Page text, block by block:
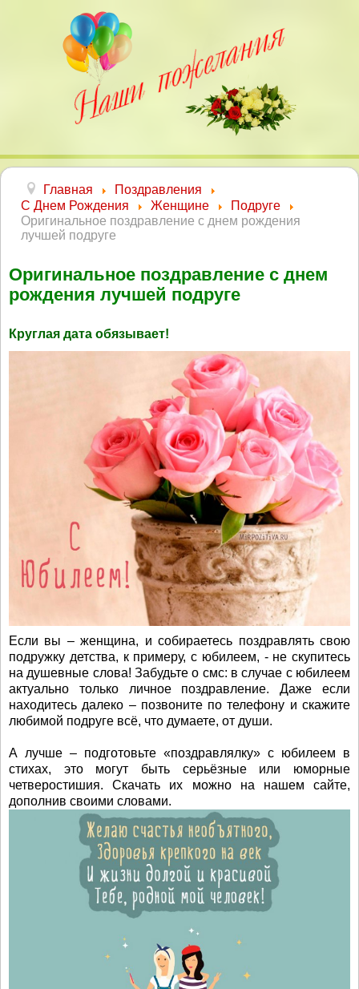
Главная
Поздравления
С Днем Рождения
Женщине
Подруге
Оригинальное поздравление с днем рождения
лучшей подруге
Оригинальное поздравление с днем
рождения лучшей подруге
Круглая дата обязывает!
Если вы – женщина, и собираетесь поздравлять свою
подружку детства, к примеру, с юбилеем, - не скупитесь
на душевные слова! Забудьте о смс: в случае с юбилеем
актуально только личное поздравление. Даже если
находитесь далеко – позвоните по телефону и скажите
любимой подруге всё, что думаете, от души.
А лучше – подготовьте «поздравлялку» с юбилеем в
стихах, это могут быть серьёзные или юморные
четверостишия. Скачать их можно на нашем сайте,
дополнив своими словами.